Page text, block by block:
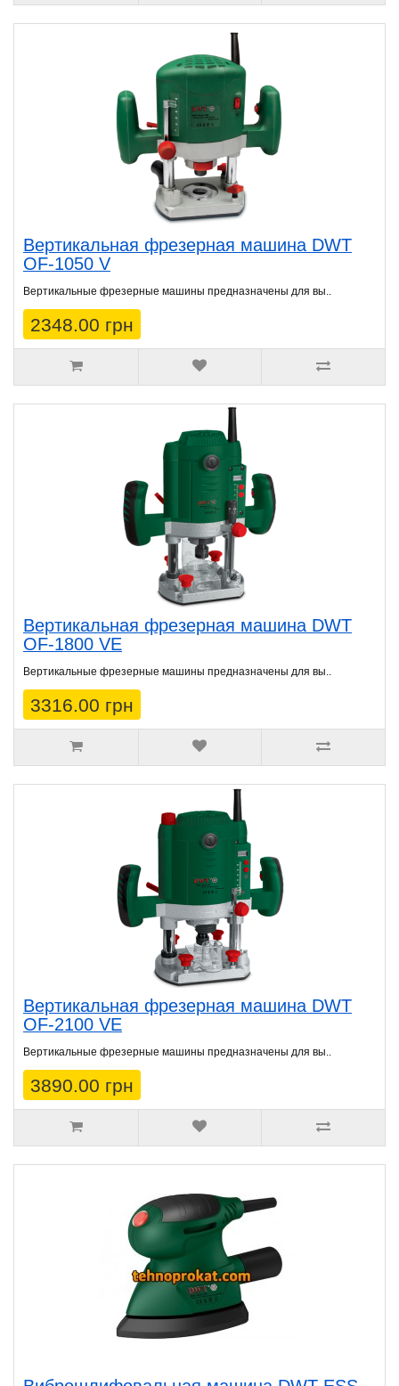
Вертикальная фрезерная машина DWT
OF-1050 V
Вертикальные фрезерные машины предназначены для вы..
2348.00 грн
Вертикальная фрезерная машина DWT
OF-1800 VE
Вертикальные фрезерные машины предназначены для вы..
3316.00 грн
Вертикальная фрезерная машина DWT
OF-2100 VE
Вертикальные фрезерные машины предназначены для вы..
3890.00 грн